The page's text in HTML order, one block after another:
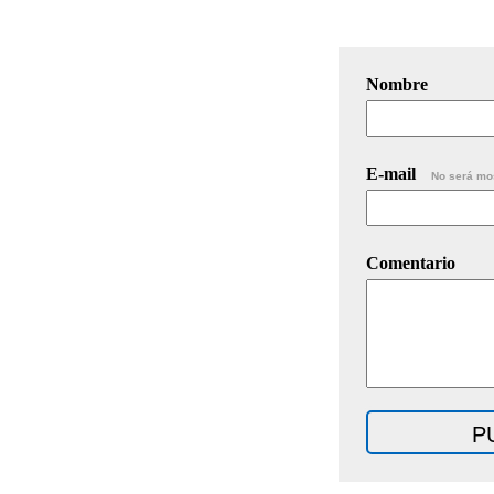
Nombre
E-mail No será
Comentario